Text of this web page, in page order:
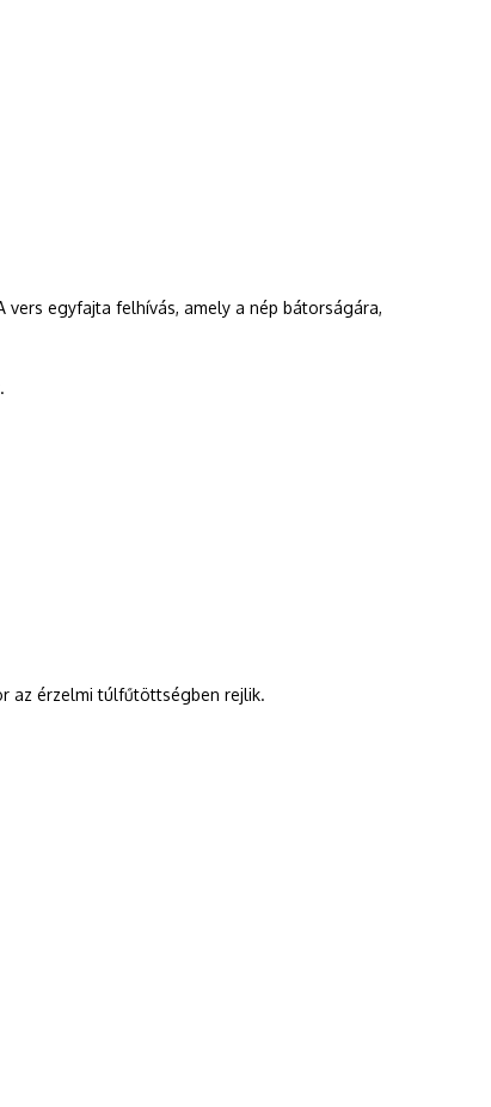
egyfajta felhívás, amely a nép bátorságára,
az érzelmi túlfűtöttségben rejlik.